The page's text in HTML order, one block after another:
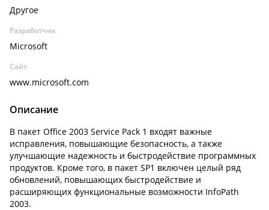
Другое
Разработчик
Microsoft
Сайт
www.microsoft.com
Описание
В пакет Office 2003 Service Pack 1 входят важные
исправления, повышающие безопасность, а также
улучшающие надежность и быстродействие программных
продуктов. Кроме того, в пакет SP1 включен целый ряд
обновлений, повышающих быстродействие и
расширяющих функциональные возможности InfoPath
2003.